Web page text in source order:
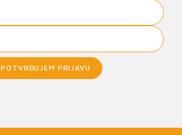
POTVRĐUJEM PRIJAVU